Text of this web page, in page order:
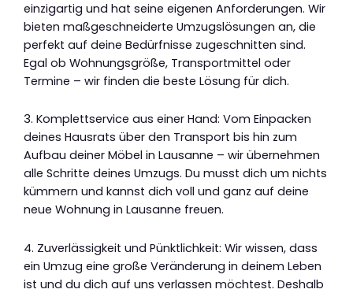
einzigartig und hat seine eigenen Anforderungen. Wir
bieten maßgeschneiderte Umzugslösungen an, die
perfekt auf deine Bedürfnisse zugeschnitten sind.
Egal ob Wohnungsgröße, Transportmittel oder
Termine – wir finden die beste Lösung für dich.
3. Komplettservice aus einer Hand: Vom Einpacken
deines Hausrats über den Transport bis hin zum
Aufbau deiner Möbel in Lausanne – wir übernehmen
alle Schritte deines Umzugs. Du musst dich um nichts
kümmern und kannst dich voll und ganz auf deine
neue Wohnung in Lausanne freuen.
4. Zuverlässigkeit und Pünktlichkeit: Wir wissen, dass
ein Umzug eine große Veränderung in deinem Leben
ist und du dich auf uns verlassen möchtest. Deshalb